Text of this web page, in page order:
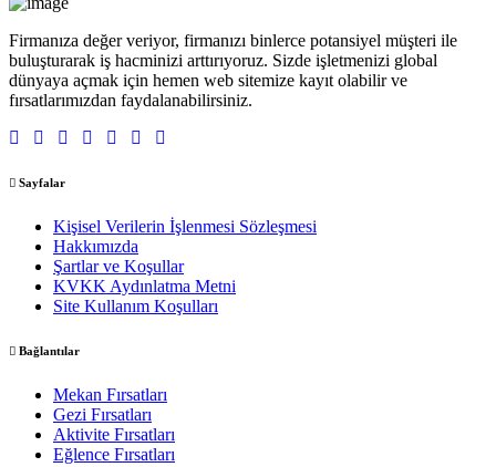
Firmanıza değer veriyor, firmanızı binlerce potansiyel müşteri ile
buluşturarak iş hacminizi arttırıyoruz. Sizde işletmenizi global
dünyaya açmak için hemen web sitemize kayıt olabilir ve
fırsatlarımızdan faydalanabilirsiniz.
Sayfalar
Kişisel Verilerin İşlenmesi Sözleşmesi
Hakkımızda
Şartlar ve Koşullar
KVKK Aydınlatma Metni
Site Kullanım Koşulları
Bağlantılar
Mekan Fırsatları
Gezi Fırsatları
Aktivite Fırsatları
Eğlence Fırsatları